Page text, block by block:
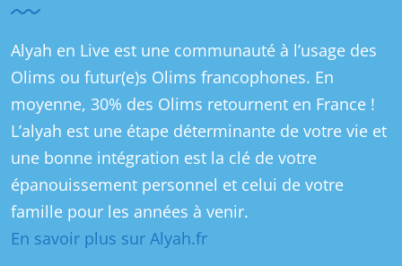
Alyah en Live est une communauté à l’usage des
Olims ou futur(e)s Olims francophones. En
moyenne, 30% des Olims retournent en France !
L’alyah est une étape déterminante de votre vie et
une bonne intégration est la clé de votre
épanouissement personnel et celui de votre
famille pour les années à venir.
En savoir plus sur Alyah.fr